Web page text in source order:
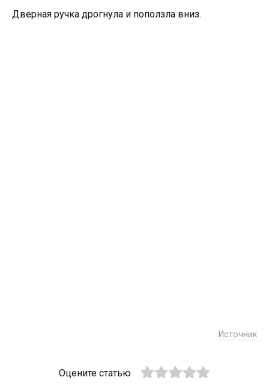
Дверная ручка дрогнула и поползла вниз.
Источник
Оцените статью